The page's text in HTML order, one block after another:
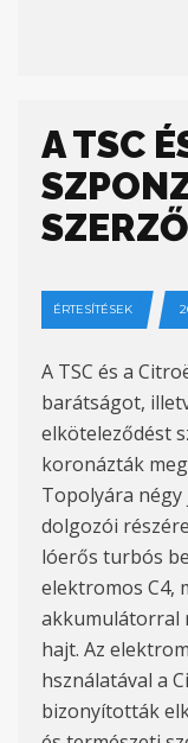
A TSC
ÉRTESÍTÉSEK
A TSC és a
barátságot,
elköteleződést
koronázták
Topolyára
dolgozói
lóerős turbós
elektromos C4,
akkumulátorral
hajt. Az
hsználatával a
bizonyították